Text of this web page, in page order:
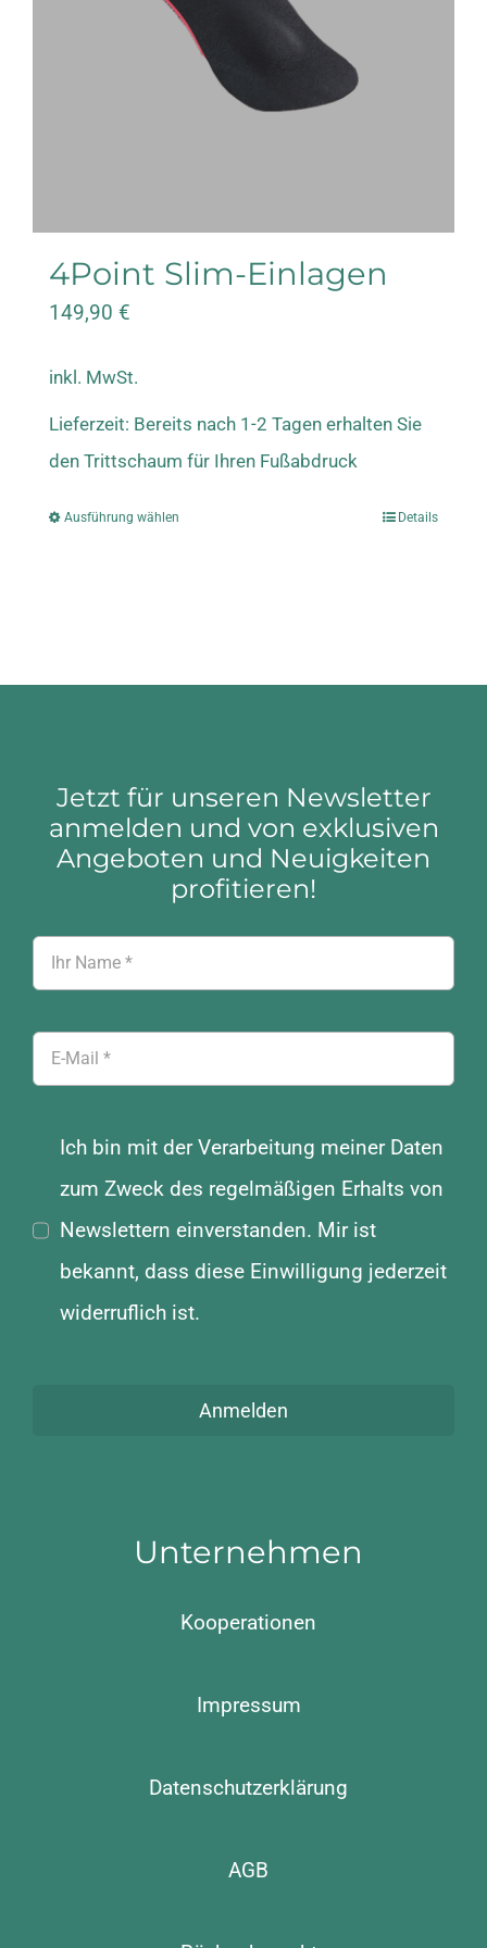
4Point Slim-Einlagen
149,90 €
inkl. MwSt.
Lieferzeit: Bereits nach 1-2 Tagen erhalten Sie
den Trittschaum für Ihren Fußabdruck
Ausführung wählen
Varianten
Optionen
können
auf
der
Details
Jetzt für unseren Newsletter
anmelden und von exklusiven
Angeboten und Neuigkeiten
profitieren!
Ich bin mit der Verarbeitung meiner Daten
zum Zweck des regelmäßigen Erhalts von
Newslettern einverstanden. Mir ist
bekannt, dass diese Einwilligung jederzeit
widerruflich ist.
Anmelden
Unternehmen
Kooperationen
Impressum
Datenschutzerklärung
AGB